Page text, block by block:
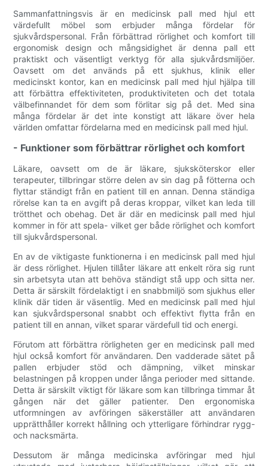
Sammanfattningsvis är en medicinsk pall med hjul ett
värdefullt möbel som erbjuder många fördelar för
sjukvårdspersonal. Från förbättrad rörlighet och komfort till
ergonomisk design och mångsidighet är denna pall ett
praktiskt och väsentligt verktyg för alla sjukvårdsmiljöer.
Oavsett om det används på ett sjukhus, klinik eller
medicinskt kontor, kan en medicinsk pall med hjul hjälpa till
att förbättra effektiviteten, produktiviteten och det totala
välbefinnandet för dem som förlitar sig på det. Med sina
många fördelar är det inte konstigt att läkare över hela
världen omfattar fördelarna med en medicinsk pall med hjul.
- Funktioner som förbättrar rörlighet och komfort
Läkare, oavsett om de är läkare, sjuksköterskor eller
terapeuter, tillbringar större delen av sin dag på fötterna och
flyttar ständigt från en patient till en annan. Denna ständiga
rörelse kan ta en avgift på deras kroppar, vilket kan leda till
trötthet och obehag. Det är där en medicinsk pall med hjul
kommer in för att spela- vilket ger både rörlighet och komfort
till sjukvårdspersonal.
En av de viktigaste funktionerna i en medicinsk pall med hjul
är dess rörlighet. Hjulen tillåter läkare att enkelt röra sig runt
sin arbetsyta utan att behöva ständigt stå upp och sitta ner.
Detta är särskilt fördelaktigt i en snabbmiljö som sjukhus eller
klinik där tiden är väsentlig. Med en medicinsk pall med hjul
kan sjukvårdspersonal snabbt och effektivt flytta från en
patient till en annan, vilket sparar värdefull tid och energi.
Förutom att förbättra rörligheten ger en medicinsk pall med
hjul också komfort för användaren. Den vadderade sätet på
pallen erbjuder stöd och dämpning, vilket minskar
belastningen på kroppen under långa perioder med sittande.
Detta är särskilt viktigt för läkare som kan tillbringa timmar åt
gången när det gäller patienter. Den ergonomiska
utformningen av avföringen säkerställer att användaren
upprätthåller korrekt hållning och ytterligare förhindrar rygg-
och nacksmärta.
Dessutom är många medicinska avföringar med hjul